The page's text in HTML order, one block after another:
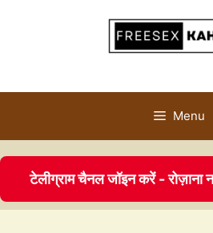
Menu
टेलीग्राम चैनल जॉइन करें - रोज़ाना